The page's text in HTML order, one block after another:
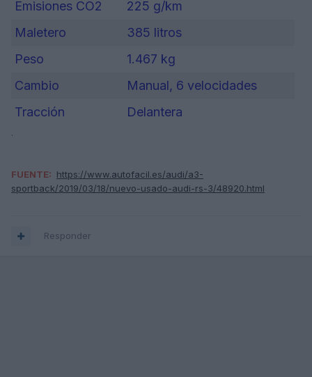
Emisiones CO2
225 g/km
Maletero
385 litros
Peso
1.467 kg
Cambio
Manual, 6 velocidades
Tracción
Delantera
.
FUENTE: https://www.autofacil.es/audi/a3-
sportback/2019/03/18/nuevo-usado-audi-rs-3/48920.html
Responder